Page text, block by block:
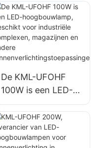
binnenruimtes
zoals industriële
fabrieksgebouwen
en magazijnen.
De KML-UFOHF
100W is een LED-
hoogbouwlamp,
geschikt voor
industriële
complexen,